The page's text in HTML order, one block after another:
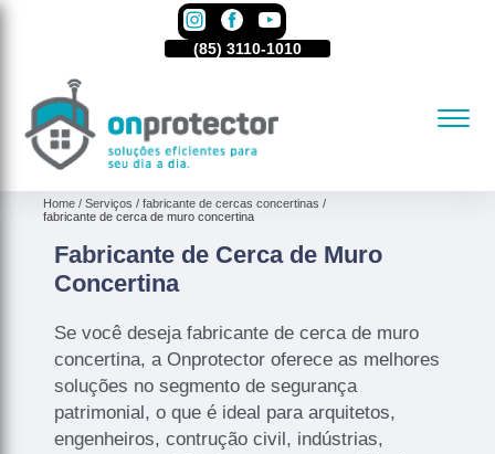
(85) 3110-1010
Home Serviços
fabricante de cercas concertinas
fabricante de cerca de muro concertina
Fabricante de Cerca de Muro
Concertina
Se você deseja fabricante de cerca de muro
concertina, a Onprotector oferece as melhores
soluções no segmento de segurança
patrimonial, o que é ideal para arquitetos,
engenheiros, contrução civil, indústrias,